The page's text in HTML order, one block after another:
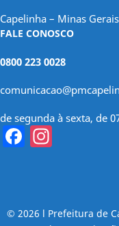
Capelinha – Minas Gerais
FALE CONOSCO
0800 223 0028
de segunda à sexta, de
Facebook
© 2026 l Prefeitura de